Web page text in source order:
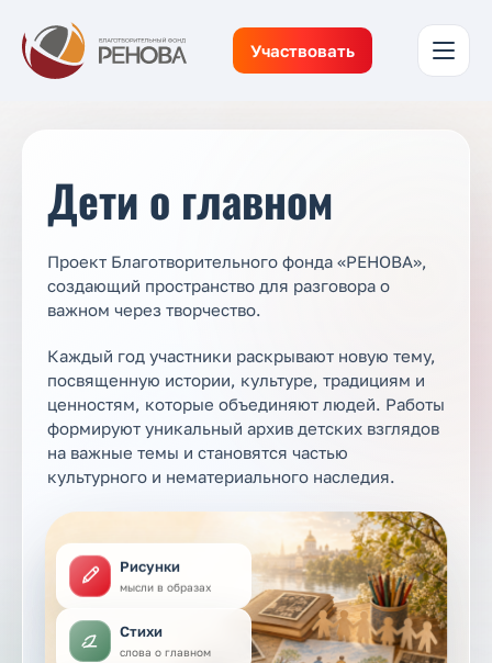
Участвовать
Дети о главном
Проект Благотворительного фонда «РЕНОВА»,
создающий пространство для разговора о
важном через творчество.
Каждый год участники раскрывают новую тему,
посвященную истории, культуре, традициям и
ценностям, которые объединяют людей. Работы
формируют уникальный архив детских взглядов
на важные темы и становятся частью
культурного и нематериального наследия.
Рисунки
мысли в образах
Стихи
слова о главном